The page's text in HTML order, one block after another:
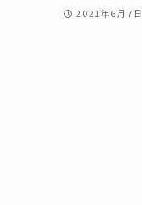
2021年6月7日